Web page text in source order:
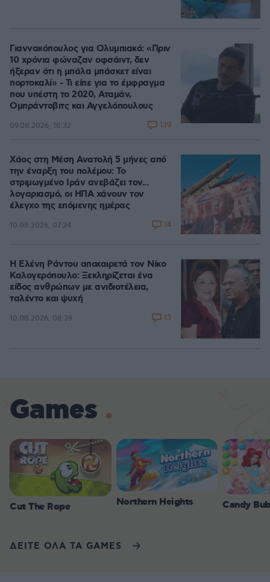
Γιαννακόπουλος για Ολυμπιακό: «Πριν
10 χρόνια φώναζαν οφσάιντ, δεν
ήξεραν ότι η μπάλα μπάσκετ είναι
πορτοκαλί» - Τι είπε για το έμφραγμα
που υπέστη το 2020, Αταμάν,
Ομπράντοβιτς και Αγγελόπουλους
09.08.2026, 18:32 139
Χάος στη Μέση Ανατολή 5 μήνες από
την έναρξη του πολέμου: Το
στριμωγμένο Ιράν ανεβάζει τον...
λογαριασμό, οι ΗΠΑ χάνουν τον
έλεγχο της επόμενης ημέρας
10.08.2026, 07:24 14
Η Ελένη Ράντου αποχαιρετά τον Νίκο
Καλογερόπουλο: Ξεκληρίζεται ένα
είδος ανθρώπων με ανιδιοτέλεια,
ταλέντο και ψυχή
10.08.2026, 08:39 13
Games
Cut The Rope Northern Heights Candy
ΔΕΙΤΕ ΟΛΑ ΤΑ GAMES